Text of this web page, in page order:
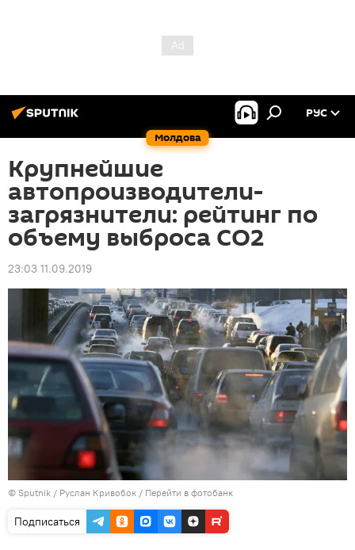
Молдова
РУС
Крупнейшие
автопроизводители-
загрязнители: рейтинг по
объему выброса СО2
23:03 11.09.2019
© Sputnik / Руслан Кривобок / Перейти в фотобанк
Подписаться